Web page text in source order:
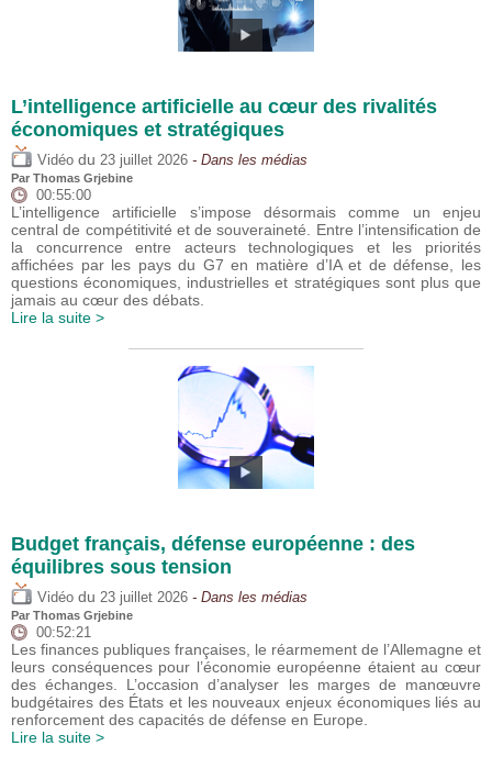
L’intelligence artificielle au cœur des rivalités
économiques et stratégiques
Vidéo du 23 juillet 2026 - Dans les médias
Par Thomas Grjebine
00:55:00
L’intelligence artificielle s’impose désormais comme un enjeu
central de compétitivité et de souveraineté. Entre l’intensification de
la concurrence entre acteurs technologiques et les priorités
affichées par les pays du G7 en matière d’IA et de défense, les
questions économiques, industrielles et stratégiques sont plus que
jamais au cœur des débats.
Lire la suite >
Budget français, défense européenne : des
équilibres sous tension
Vidéo du 23 juillet 2026 - Dans les médias
Par Thomas Grjebine
00:52:21
Les finances publiques françaises, le réarmement de l’Allemagne et
leurs conséquences pour l’économie européenne étaient au cœur
des échanges. L’occasion d’analyser les marges de manœuvre
budgétaires des États et les nouveaux enjeux économiques liés au
renforcement des capacités de défense en Europe.
Lire la suite >